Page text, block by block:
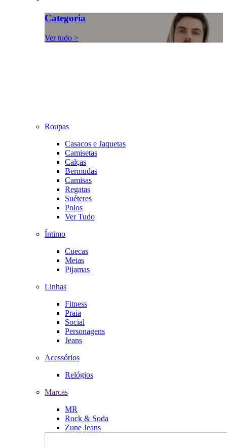
Categoria
Ver tudo >
Roupas
Casacos e Jaquetas
Camisetas
Calças
Bermudas
Camisas
Regatas
Suéteres
Polos
Ver Tudo
Íntimo
Cuecas
Meias
Pijamas
Linhas
Fitness
Praia
Social
Personagens
Jeans
Acessórios
Relógios
Marcas
MR
Rock & Soda
Zune Jeans